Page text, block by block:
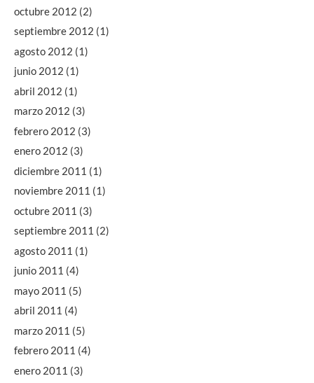
octubre 2012 (2)
septiembre 2012 (1)
agosto 2012 (1)
junio 2012 (1)
abril 2012 (1)
marzo 2012 (3)
febrero 2012 (3)
enero 2012 (3)
diciembre 2011 (1)
noviembre 2011 (1)
octubre 2011 (3)
septiembre 2011 (2)
agosto 2011 (1)
junio 2011 (4)
mayo 2011 (5)
abril 2011 (4)
marzo 2011 (5)
febrero 2011 (4)
enero 2011 (3)